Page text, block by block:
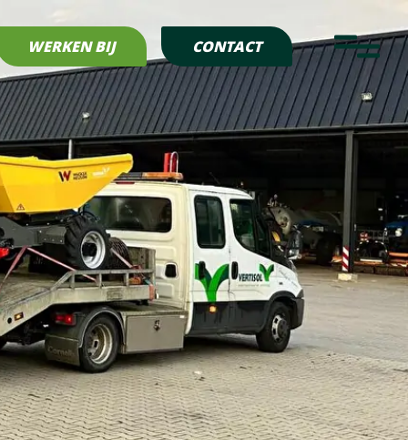
WERKEN BIJ
CONTACT
113a
Siddeburen